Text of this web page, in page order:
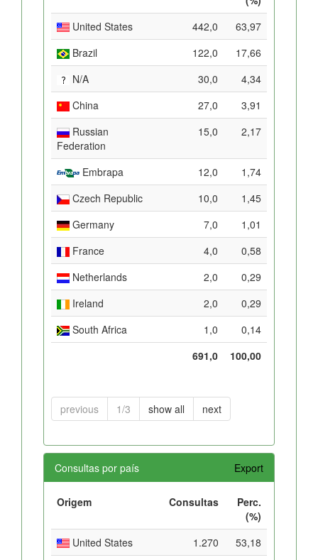
United States
442,0
63,97
Brazil
122,0
17,66
N/A
30,0
4,34
China
27,0
3,91
Russian
Federation
15,0 2,17
Embrapa 12,0
1,74
Czech Republic
10,0
1,45
Germany
7,0
1,01
France
4,0
0,58
Netherlands
2,0
0,29
Ireland
2,0
0,29
South Africa
1,0
0,14
691,0
100,00
previous 1/3 show all next
Consultas por país Export
Origem Consultas
Perc.
(%)
United States
1.270
53,18